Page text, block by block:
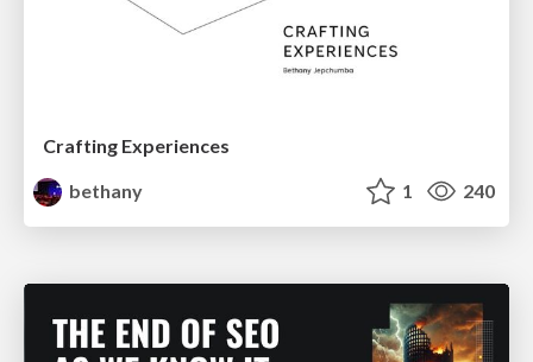
Crafting Experiences
bethany
1 240